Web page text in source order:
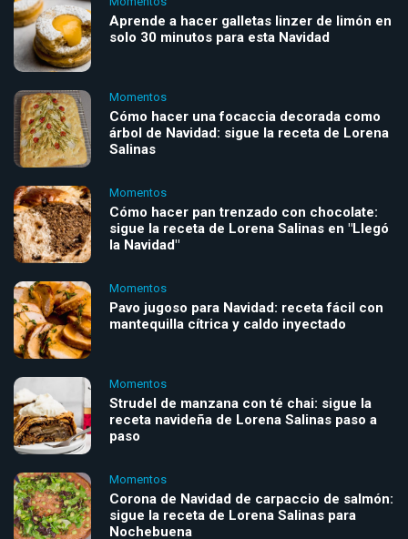
Aprende a hacer galletas linzer de limón en
solo 30 minutos para esta Navidad
Momentos
Cómo hacer una focaccia decorada como
árbol de Navidad: sigue la receta de Lorena
Salinas
Momentos
Cómo hacer pan trenzado con chocolate:
sigue la receta de Lorena Salinas en "Llegó
la Navidad"
Momentos
Pavo jugoso para Navidad: receta fácil con
mantequilla cítrica y caldo inyectado
Momentos
Strudel de manzana con té chai: sigue la
receta navideña de Lorena Salinas paso a
paso
Momentos
Corona de Navidad de carpaccio de salmón:
sigue la receta de Lorena Salinas para
Nochebuena